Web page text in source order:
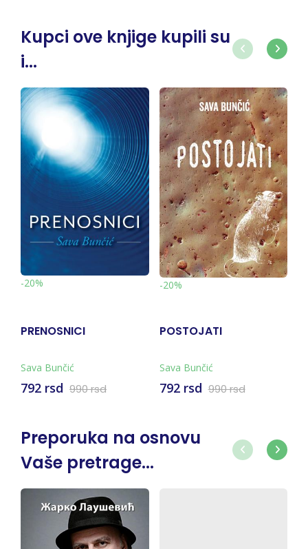
Kupci ove knjige kupili su
i...
-20%
POSTOJATI
Sava Bunčić
792 rsd 990 rsd
-20%
POGLED IZ UTOČIŠTA
Sava Bunčić
792 rsd 990 rsd
Preporuka na osnovu
Vaše pretrage...